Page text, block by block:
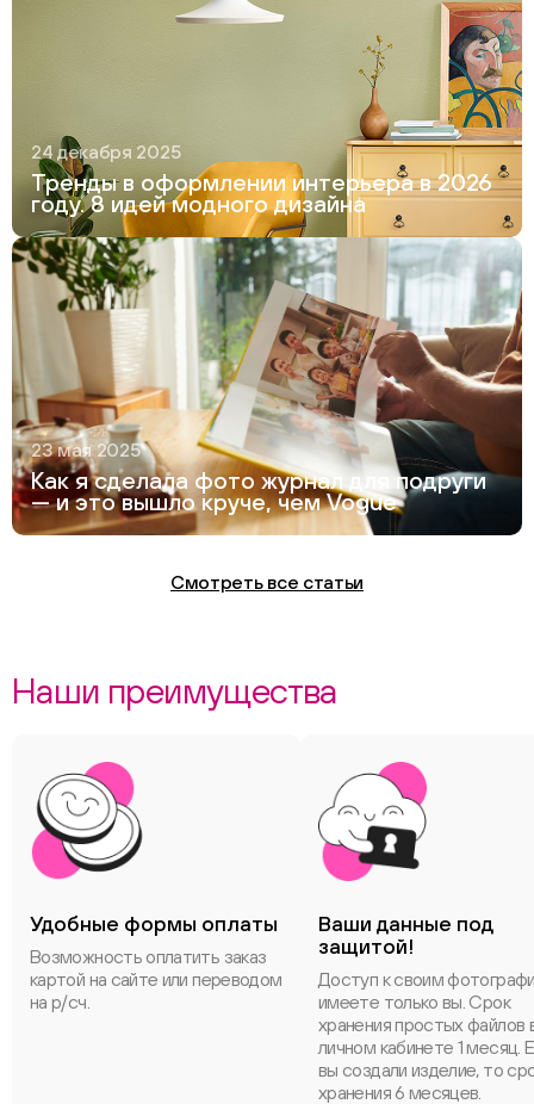
24 декабря 2025
Тренды в оформлении интерьера в 2026
году. 8 идей модного дизайна
23 мая 2025
Как я сделала фото журнал для подруги
— и это вышло круче, чем Vogue
Смотреть все статьи
Наши преимущества
Удобные формы оплаты
Возможность оплатить заказ
картой на сайте или переводом
на р/сч.
Ваши данные под
защитой!
Доступ к своим
имеете только вы. Срок
хранения простых файлов
личном кабинете 1 месяц.
вы создали изделие, то
хранения 6 месяцев.